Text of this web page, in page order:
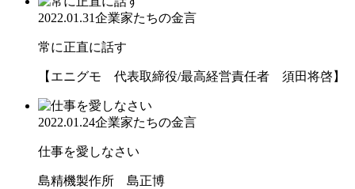
2022.01.31企業家たちの金言
常に正直に話す
【エニグモ 代表取締役/最高経営責任者 須田将啓】
2022.01.24企業家たちの金言
仕事を愛しなさい
島精機製作所 島正博